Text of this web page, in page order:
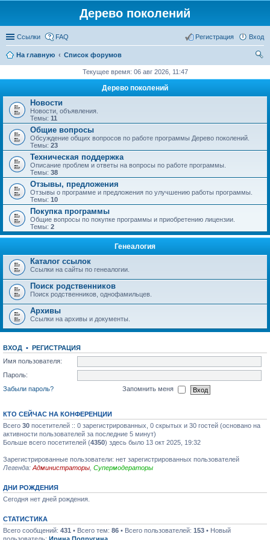
Дерево поколений
Ссылки FAQ Вход
Регистрация
На главную
Список форумов
Текущее время: 06 авг 2026, 11:47
Дерево поколений
Новости
Новости, объявления.
Темы: 11
Общие вопросы
Обсуждение общих вопросов по работе программы Дерево поколений.
Темы: 23
Техническая поддержка
Описание проблем и ответы на вопросы по работе программы.
Темы: 38
Отзывы, предложения
Отзывы о программе и предложения по улучшению работы программы.
Темы: 10
Покупка программы
Общие вопросы по покупке программы и приобретению лицензии.
Темы: 2
Генеалогия
Каталог ссылок
Ссылки на сайты по генеалогии.
Поиск родственников
Поиск родственников, однофамильцев.
Архивы
Ссылки на архивы и документы.
ВХОД • РЕГИСТРАЦИЯ
Имя пользователя:
Пароль:
Забыли пароль?
Запомнить меня
КТО СЕЙЧАС НА КОНФЕРЕНЦИИ
Всего 30 посетителей :: 0 зарегистрированных, 0 скрытых и 30 гостей (основано на
активности пользователей за последние 5 минут)
Больше всего посетителей (4350) здесь было 13 окт 2025, 19:32
Зарегистрированные пользователи: нет зарегистрированных пользователей
Легенда: Администраторы Супермодераторы
ДНИ РОЖДЕНИЯ
Сегодня нет дней рождения.
СТАТИСТИКА
Всего сообщений: 431 • Всего тем: 86 • Всего пользователей: 153 • Новый